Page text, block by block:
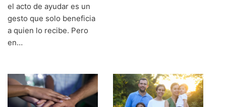
el acto de ayudar es un
gesto que solo beneficia
a quien lo recibe. Pero
en…